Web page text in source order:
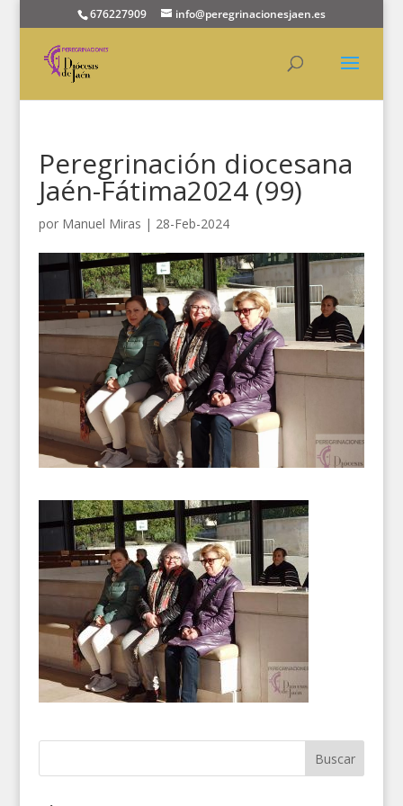
676227909 info@peregrinacionesjaen.es
Peregrinación diocesana
Jaén-Fátima2024 (99)
por Manuel Miras | 28-Feb-2024